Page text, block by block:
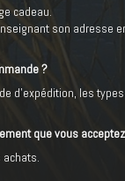
cadeau.
son adresse
?
d'expédition, les
que vous